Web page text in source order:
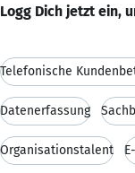
Logg Dich jetzt ein,
Telefonische
Datenerfassung
Organisationstalent